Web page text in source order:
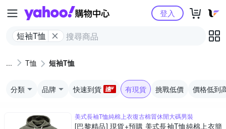
Yahoo購物中心
短袖T恤
登入
T恤 短袖T恤
分類 品牌 快速到貨 有現貨 挑戰低價 價格低到
美式長袖T恤純棉上衣復古棉質休閒大碼男裝
[巴黎精品] 現貨+預購 美式長袖T恤純棉上衣簡